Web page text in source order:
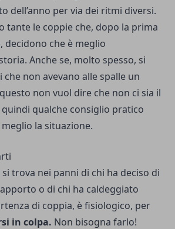
dell’anno per via dei ritmi diversi.
tante le coppie che, dopo la prima
decidono che è meglio
Anche se, molto spesso, si
non avevano alle spalle un
non vuol dire che non ci sia il
qualche consiglio pratico
la situazione.
trova nei panni di chi ha deciso di
o di chi ha caldeggiato
di coppia, è fisiologico, per
in colpa. Non bisogna farlo!